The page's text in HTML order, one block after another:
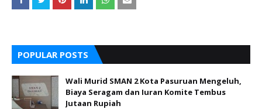
POPULAR POSTS
Wali Murid SMAN 2 Kota Pasuruan Mengeluh,
Biaya Seragam dan Iuran Komite Tembus
Jutaan Rupiah